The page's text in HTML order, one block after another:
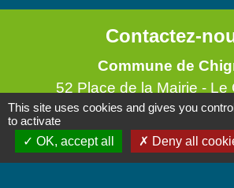
Contactez-
Commune de
52 Place de la Mairie - Le
73800 Chignin -
+33 4 79 28 10
This site uses cookies and gives you
to activate
OK, accept all
Deny all